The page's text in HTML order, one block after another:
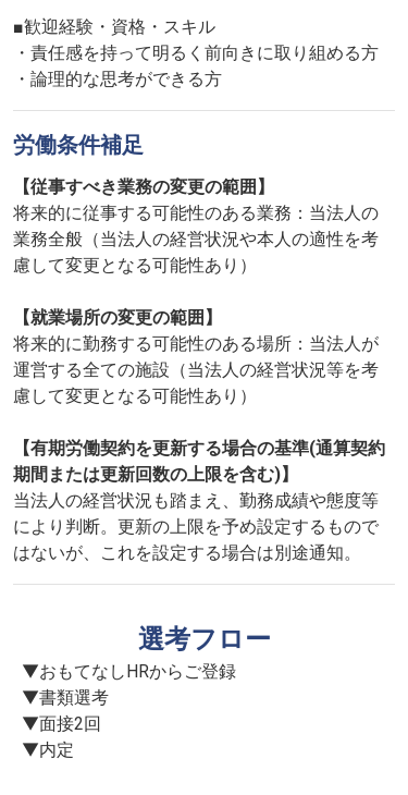
■歓迎経験・資格・スキル
・責任感を持って明るく前向きに取り組める方
・論理的な思考ができる方
労働条件補足
【従事すべき業務の変更の範囲】
将来的に従事する可能性のある業務：当法人の
業務全般（当法人の経営状況や本人の適性を考
慮して変更となる可能性あり）
【就業場所の変更の範囲】
将来的に勤務する可能性のある場所：当法人が
運営する全ての施設（当法人の経営状況等を考
慮して変更となる可能性あり）
【有期労働契約を更新する場合の基準(通算契約
期間または更新回数の上限を含む)】
当法人の経営状況も踏まえ、勤務成績や態度等
により判断。更新の上限を予め設定するもので
はないが、これを設定する場合は別途通知。
選考フロー
▼おもてなしHRからご登録
▼書類選考
▼面接2回
▼内定